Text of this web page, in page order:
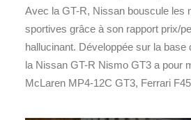
Avec la GT-R, Nissan bouscule les
sportives grâce à son rapport prix/
hallucinant. Développée sur la base
la Nissan GT-R Nismo GT3 a pour
McLaren MP4-12C GT3, Ferrari